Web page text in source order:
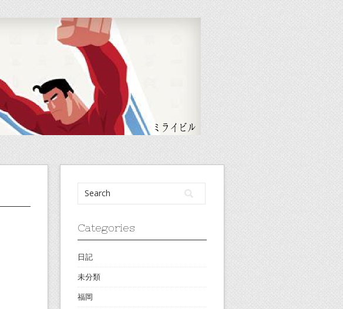
Categories
日記
未分類
福岡